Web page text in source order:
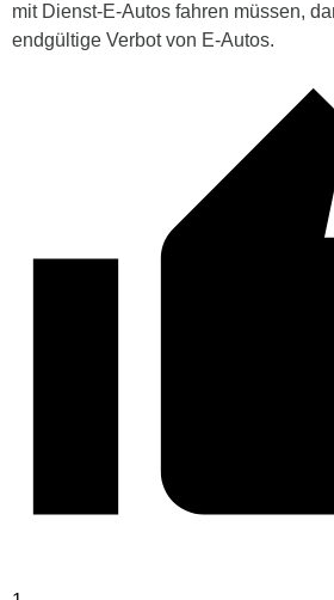
mit Dienst-E-Autos fahren müssen,
endgültige Verbot von E-Autos.